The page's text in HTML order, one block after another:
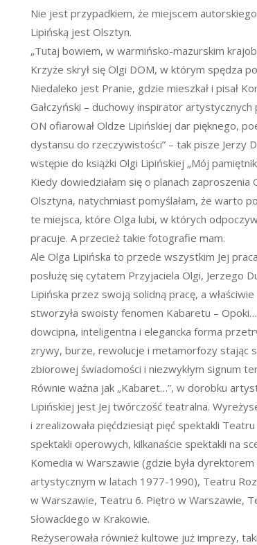
Nie jest przypadkiem, że miejscem
Lipińską jest Olsztyn.
„Tutaj bowiem, w warmińsko-mazurskim
Krzyże skrył się Olgi DOM, w którym spędza
Niedaleko jest Pranie, gdzie mieszkał i pisał
Gałczyński – duchowy inspirator artystycznych
ON ofiarował Oldze Lipińskiej dar pięknego,
dystansu do rzeczywistości” – tak pisze Jerzy
wstępie do książki Olgi Lipińskiej „Mój
Kiedy dowiedziałam się o planach zaproszenia
Olsztyna, natychmiast pomyślałam, że warto
te miejsca, które Olga lubi, w których
pracuje. A przecież takie fotografie mam.
Ale Olga Lipińska to przede wszystkim Jej
posłużę się cytatem Przyjaciela Olgi, Jerzego
Lipińska przez swoją solidną pracę, a
stworzyła swoisty fenomen Kabaretu –
dowcipna, inteligentna i elegancka forma
zrywy, burze, rewolucje i metamorfozy stając
zbiorowej świadomości i niezwykłym signum
Równie ważna jak „Kabaret…”, w dorobku
Lipińskiej jest Jej twórczość teatralna.
i zrealizowała pięćdziesiąt pięć spektakli
spektakli operowych, kilkanaście spektakli na
Komedia w Warszawie (gdzie była dyrektorem
artystycznym w latach 1977-1990), Teatru
w Warszawie, Teatru 6. Piętro w Warszawie,
Słowackiego w Krakowie.
Reżyserowała również kultowe już imprezy,